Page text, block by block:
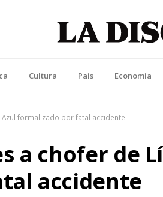
Cultura País Economía
formalizado por fatal accidente
a chofer de
accidente